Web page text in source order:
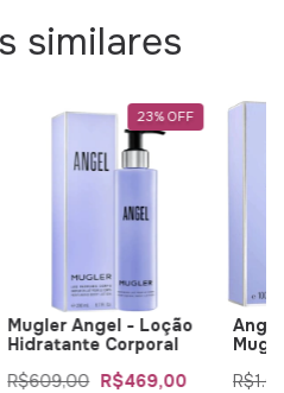
similares
23%OFF
Mugler Angel - Loção
Hidratante Corporal
R$609,00 R$469,00